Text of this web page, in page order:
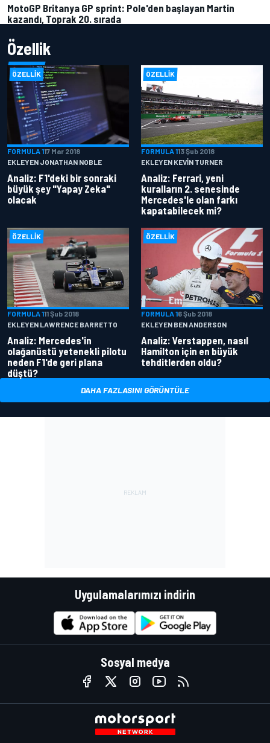
MotoGP Britanya GP sprint: Pole'den başlayan Martin
kazandı, Toprak 20. sırada
Özellik
ÖZELLIK
FORMULA 117 Mar 2018
EKLEYEN JONATHAN NOBLE
Analiz: F1'deki bir sonraki
büyük şey "Yapay Zeka"
olacak
ÖZELLIK
FORMULA 113 Şub 2018
EKLEYEN KEVIN TURNER
Analiz: Ferrari, yeni
kuralların 2. senesinde
Mercedes'le olan farkı
kapatabilecek mi?
ÖZELLIK
FORMULA 111 Şub 2018
EKLEYEN LAWRENCE BARRETTO
Analiz: Mercedes'in
olağanüstü yetenekli pilotu
neden F1'de geri plana
düştü?
ÖZELLIK
FORMULA 16 Şub 2018
EKLEYEN BEN ANDERSON
Analiz: Verstappen, nasıl
Hamilton için en büyük
tehditlerden oldu?
DAHA FAZLASINI GÖRÜNTÜLE
Uygulamalarımızı indirin
Sosyal medya